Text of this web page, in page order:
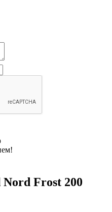
Frost 200